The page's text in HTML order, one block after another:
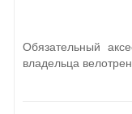
Обязательный
владельца